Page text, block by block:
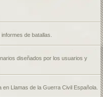
de batallas.
diseñados por los usuarios y
Llamas de la Guerra Civil Española.